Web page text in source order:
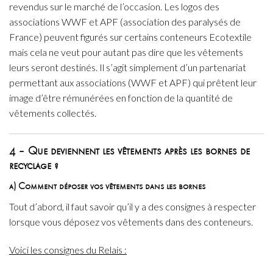
revendus sur le marché de l’occasion. Les logos des
associations WWF et APF (association des paralysés de
France) peuvent figurés sur certains conteneurs Ecotextile
mais cela ne veut pour autant pas dire que les vêtements
leurs seront destinés. Il s’agit simplement d’un partenariat
permettant aux associations (WWF et APF) qui prêtent leur
image d’être rémunérées en fonction de la quantité de
vêtements collectés.
4 – Que deviennent les vêtements après les bornes de
recyclage ?
a) Comment déposer vos vêtements dans les bornes
Tout d’abord, il faut savoir qu’il y a des consignes à respecter
lorsque vous déposez vos vêtements dans des conteneurs.
Voici les consignes du Relais :